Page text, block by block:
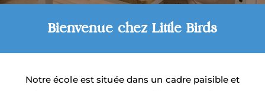
Bienvenue chez Little Birds
Notre école est située dans un cadre paisible et